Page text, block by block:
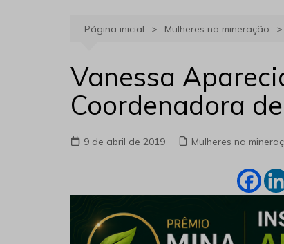
Página inicial Mulheres na mineração
Vanessa
Coordenadora
9 de abril de 2019 Mulheres na